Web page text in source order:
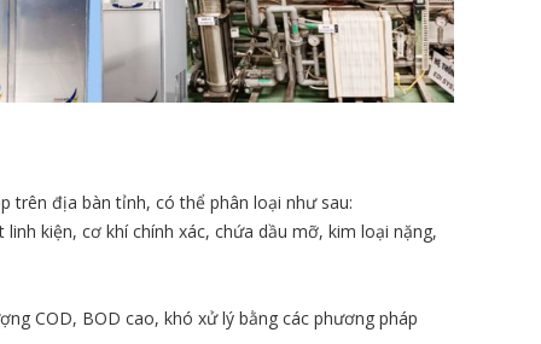
trên địa bàn tỉnh, có thể phân loại như sau:
kiện, cơ khí chính xác, chứa dầu mỡ, kim loại nặng,
COD, BOD cao, khó xử lý bằng các phương pháp